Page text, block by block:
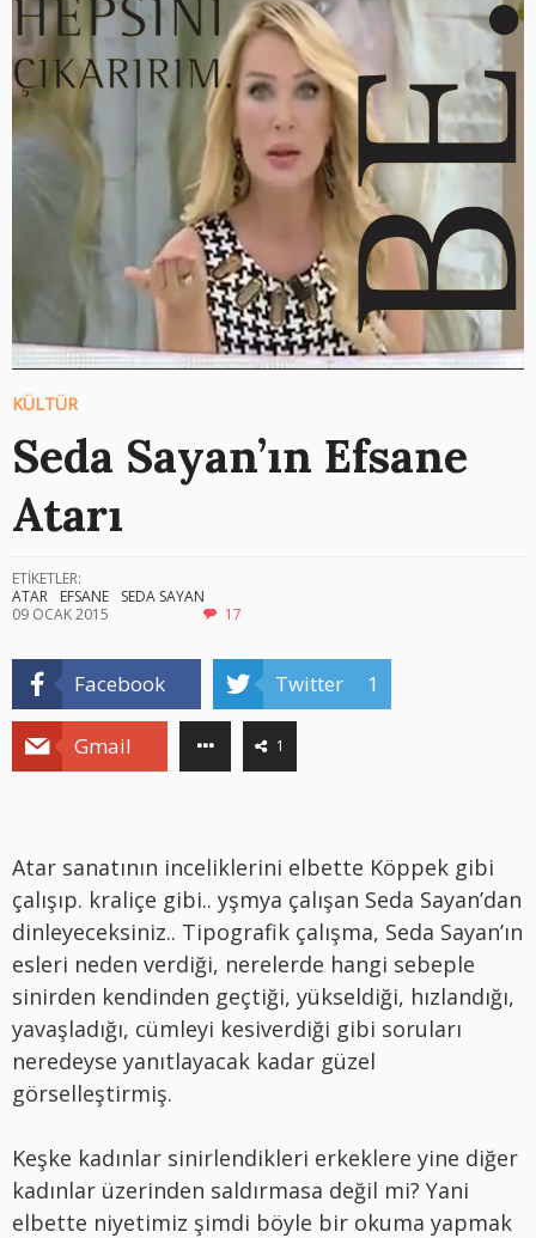
KÜLTÜR
Seda Sayan’ın Efsane
Atarı
ETİKETLER:
ATAR
EFSANE
SEDA SAYAN
09 OCAK 2015
17
Facebook Twitter 1
Gmail 1
Atar sanatının inceliklerini elbette Köppek gibi
çalışıp. kraliçe gibi.. yşmya çalışan Seda Sayan’dan
dinleyeceksiniz.. Tipografik çalışma, Seda Sayan’ın
esleri neden verdiği, nerelerde hangi sebeple
sinirden kendinden geçtiği, yükseldiği, hızlandığı,
yavaşladığı, cümleyi kesiverdiği gibi soruları
neredeyse yanıtlayacak kadar güzel
görselleştirmiş.
Keşke kadınlar sinirlendikleri erkeklere yine diğer
kadınlar üzerinden saldırmasa değil mi? Yani
elbette niyetimiz şimdi böyle bir okuma yapmak